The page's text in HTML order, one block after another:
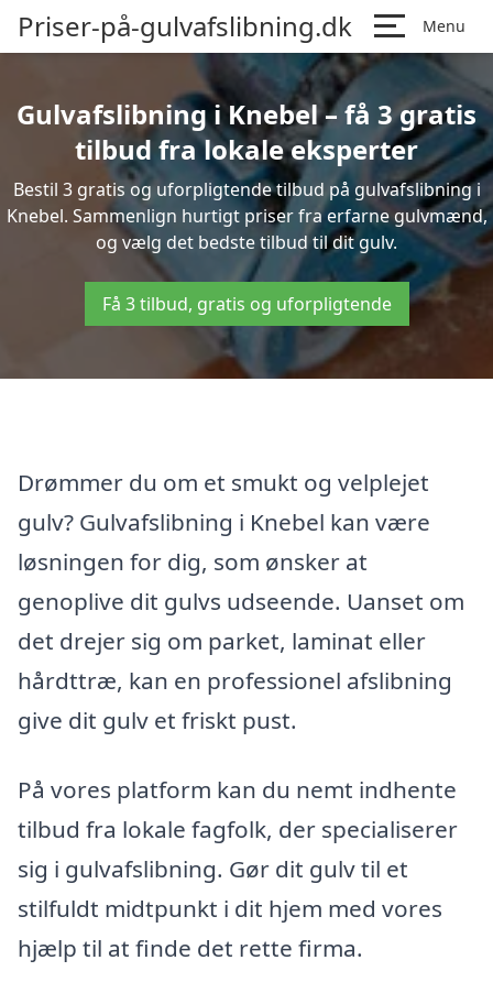
Priser-på-gulvafslibning.dk Menu
Gulvafslibning i Knebel – få 3 gratis
tilbud fra lokale eksperter
Bestil 3 gratis og uforpligtende tilbud på gulvafslibning i
Knebel. Sammenlign hurtigt priser fra erfarne gulvmænd,
og vælg det bedste tilbud til dit gulv.
Få 3 tilbud, gratis og uforpligtende
Drømmer du om et smukt og velplejet
gulv? Gulvafslibning i Knebel kan være
løsningen for dig, som ønsker at
genoplive dit gulvs udseende. Uanset om
det drejer sig om parket, laminat eller
hårdttræ, kan en professionel afslibning
give dit gulv et friskt pust.
På vores platform kan du nemt indhente
tilbud fra lokale fagfolk, der specialiserer
sig i gulvafslibning. Gør dit gulv til et
stilfuldt midtpunkt i dit hjem med vores
hjælp til at finde det rette firma.